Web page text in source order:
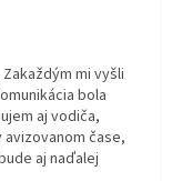
mi vyšli
bola
aj vodiča,
čase,
aj naďalej